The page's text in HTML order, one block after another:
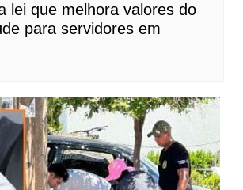
lei que melhora valores do
para servidores em